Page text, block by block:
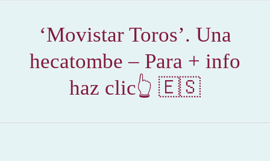
‘Movistar Toros’. Una
hecatombe – Para + info
haz clic👆 🇪🇸